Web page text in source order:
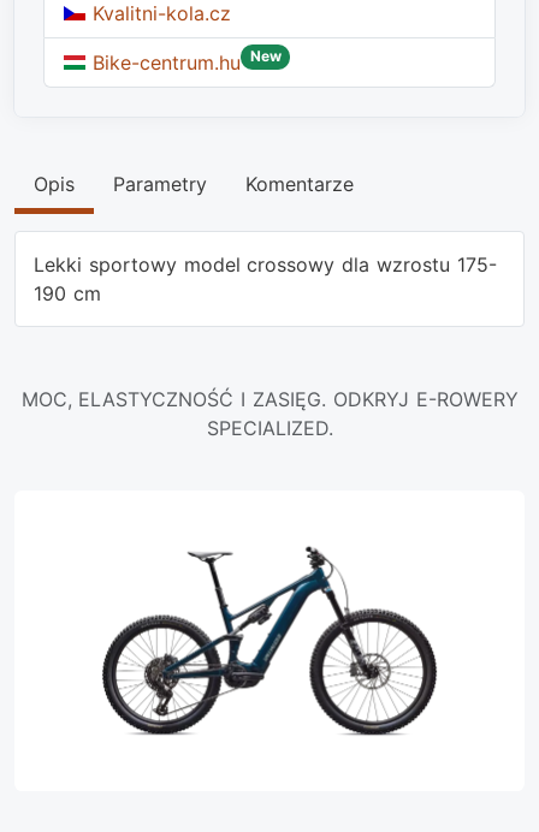
Kvalitni-kola.cz
Bike-centrum.hu New
Opis Parametry Komentarze
Lekki sportowy model crossowy dla wzrostu 175-
190 cm
MOC, ELASTYCZNOŚĆ I ZASIĘG. ODKRYJ E-ROWERY
SPECIALIZED.